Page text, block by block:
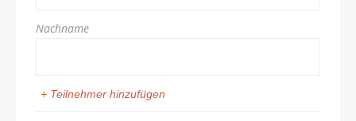
Nachname
+ Teilnehmer hinzufügen